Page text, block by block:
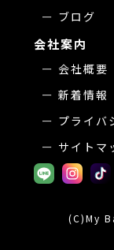
ブログ
会社案内
会社概要
新着情報
プライバ
サイトマ
(C)My